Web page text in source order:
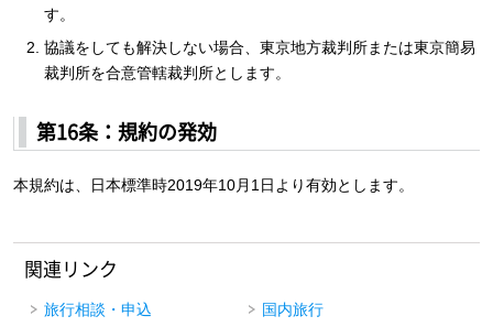
す。
協議をしても解決しない場合、東京地方裁判所または東京簡易
裁判所を合意管轄裁判所とします。
第16条：規約の発効
本規約は、日本標準時2019年10月1日より有効とします。
関連リンク
旅行相談・申込 国内旅行